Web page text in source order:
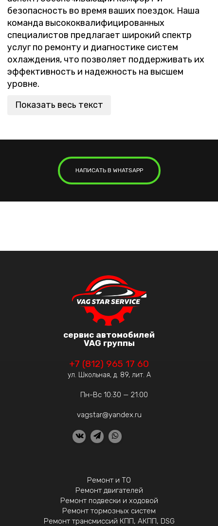
безопасность во время ваших поездок. Наша
команда высококвалифицированных
специалистов предлагает широкий спектр
услуг по ремонту и диагностике систем
охлаждения, что позволяет поддерживать их
эффективность и надежность на высшем
уровне.
Показать весь текст
НАПИСАТЬ В WHATSAPP
сервис автомобилей
VAG группы
+7 (812) 965 17 60
ул. Школьная, д. 89, лит. А
Пн-Вс 10:30 — 21:00
vagstar@yandex.ru
Ремонт и ТО
Ремонт двигателей
Ремонт подвески и ходовой
Ремонт тормозных систем
Ремонт трансмиссий КПП, АКПП, DSG